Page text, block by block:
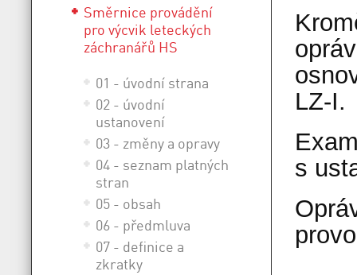
Směrnice provádění
pro výcvik leteckých
záchranářů HS
01 - úvodní strana
02 - úvodní
ustanovení
03 - změny a opravy
04 - seznam platných
stran
05 - obsah
06 - předmluva
07 - definice a
zkratky
LZ-I.
s